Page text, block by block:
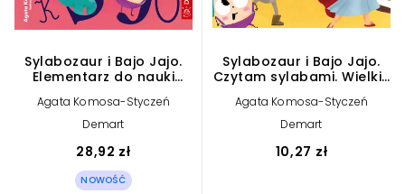
Sylabozaur i Bajo Jajo.
Elementarz do nauki
sylabową
Agata Komosa-Styczeń
Demart
28,92 zł
NOWOŚĆ
Sylabozaur i Bajo Jajo.
Czytam sylabami. Wielkie
Agata Komosa-Styczeń
Demart
10,27 zł